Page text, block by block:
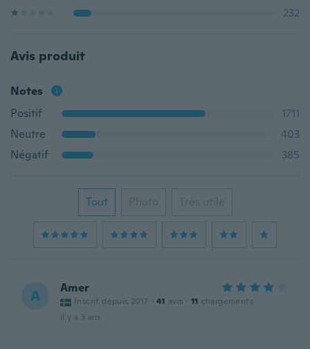
232
Avis produit
Notes
Positif
1711
Neutre
403
Négatif
385
Tout Photo Très utile
A Amer
Inscrit depuis 2017 · 41 avis · 11 chargements
il y a 3 ans